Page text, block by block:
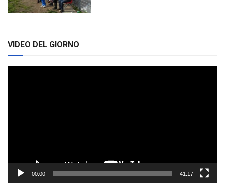
VIDEO DEL GIORNO
00:00 41:17